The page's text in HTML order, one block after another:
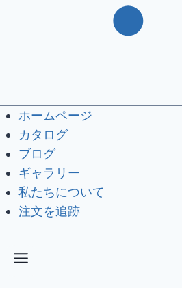
ホームページ
カタログ
ブログ
ギャラリー
私たちについて
注文を追跡